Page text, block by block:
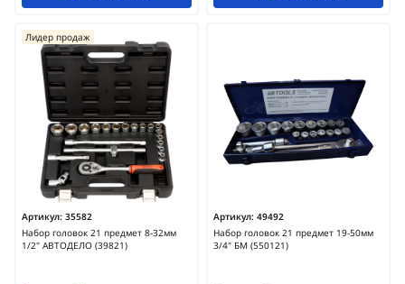
Артикул: 35582
Набор головок 21 предмет 8-32мм
1/2" АВТОДЕЛО (39821)
Лидер продаж
Артикул: 49492
Набор головок 21 предмет 19-50мм
3/4" БМ (550121)